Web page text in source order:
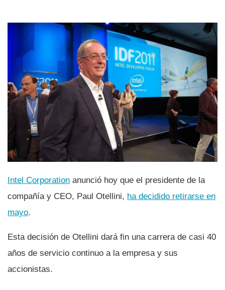
Intel Corporation anunció hoy que el presidente de la
compañí­a y CEO, Paul Otellini, ha decidido retirarse en
mayo.
Esta decisión de Otellini dará fin una carrera de casi 40
años de servicio continuo a la empresa y sus
accionistas.